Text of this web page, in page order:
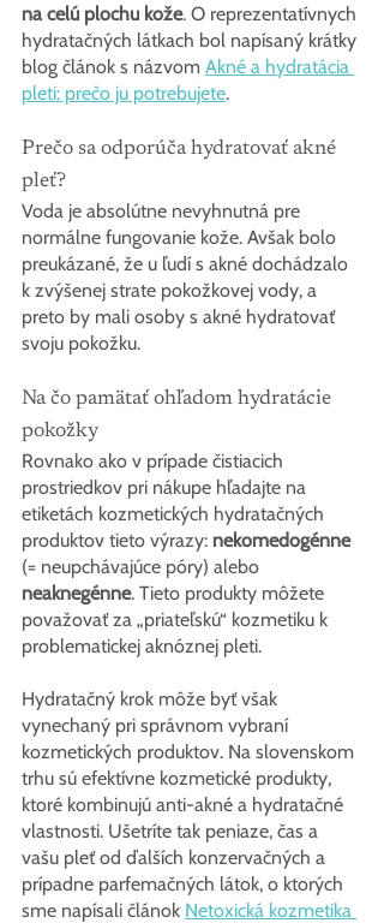
na celú plochu kože. O reprezentatívnych
hydratačných látkach bol napísaný krátky
blog článok s názvom Akné a hydratácia
pleti: prečo ju potrebujete.
Prečo sa odporúča hydratovať akné
pleť?
Voda je absolútne nevyhnutná pre
normálne fungovanie kože. Avšak bolo
preukázané, že u ľudí s akné dochádzalo
k zvýšenej strate pokožkovej vody, a
preto by mali osoby s akné hydratovať
svoju pokožku.
Na čo pamätať ohľadom hydratácie
pokožky
Rovnako ako v prípade čistiacich
prostriedkov pri nákupe hľadajte na
etiketách kozmetických hydratačných
produktov tieto výrazy: nekomedogénne
(= neupchávajúce póry) alebo
neaknegénne. Tieto produkty môžete
považovať za „priateľskú“ kozmetiku k
problematickej aknóznej pleti.
Hydratačný krok môže byť však
vynechaný pri správnom vybraní
kozmetických produktov. Na slovenskom
trhu sú efektívne kozmetické produkty,
ktoré kombinujú anti-akné a hydratačné
vlastnosti. Ušetríte tak peniaze, čas a
vašu pleť od ďalších konzervačných a
prípadne parfemačných látok, o ktorých
sme napísali článok Netoxická kozmetika